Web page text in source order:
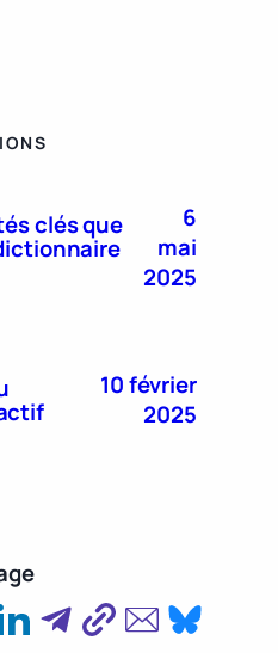
clés que
6
mai
2025
10 février
2025